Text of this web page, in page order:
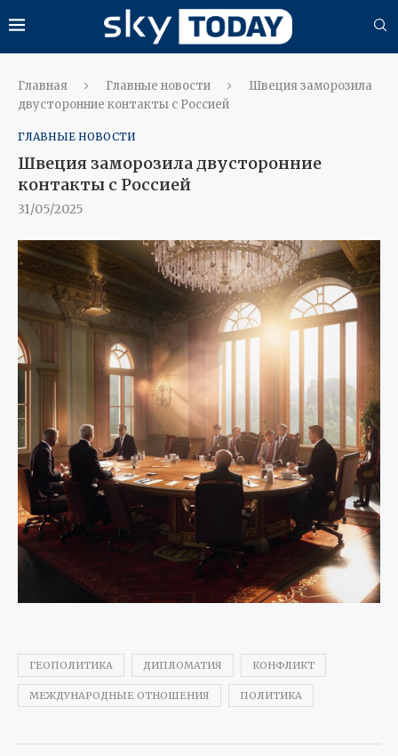
Главная Главные новости
Швеция заморозила
двусторонние контакты с Россией
ГЛАВНЫЕ НОВОСТИ
Швеция заморозила двусторонние
контакты с Россией
31/05/2025
ГЕОПОЛИТИКА ДИПЛОМАТИЯ КОНФЛИКТ
МЕЖДУНАРОДНЫЕ ОТНОШЕНИЯ ПОЛИТИКА